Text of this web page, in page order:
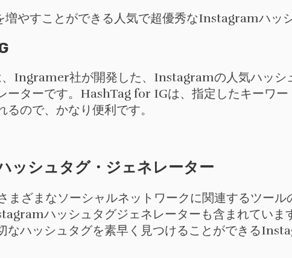
、Ingramer社が開発した、Instagramの人気ハッ
ーターです。HashTag for IGは、指定したキーワ
ので、かなり便利です。
シュタグ・ジェネレーター
まざまなソーシャルネットワークに関連するツー
ハッシュタグジェネレーターも含まれてい
なハッシュタグを素早く見つけることができる